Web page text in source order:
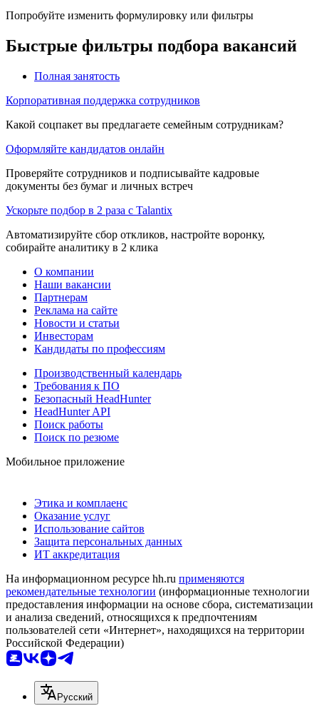
Попробуйте изменить формулировку или фильтры
Быстрые фильтры подбора вакансий
Полная занятость
Корпоративная поддержка сотрудников
Какой соцпакет вы предлагаете семейным сотрудникам?
Оформляйте кандидатов онлайн
Проверяйте сотрудников и подписывайте кадровые
документы без бумаг и личных встреч
Ускорьте подбор в 2 раза с Talantix
Автоматизируйте сбор откликов, настройте воронку,
собирайте аналитику в 2 клика
О компании
Наши вакансии
Партнерам
Реклама на сайте
Новости и статьи
Инвесторам
Кандидаты по профессиям
Производственный календарь
Требования к ПО
Безопасный HeadHunter
HeadHunter API
Поиск работы
Поиск по резюме
Мобильное приложение
Этика и комплаенс
Оказание услуг
Использование сайтов
Защита персональных данных
ИТ аккредитация
На информационном ресурсе hh.ru применяются
рекомендательные технологии (информационные технологии
предоставления информации на основе сбора, систематизации
и анализа сведений, относящихся к предпочтениям
пользователей сети «Интернет», находящихся на территории
Российской Федерации)
Русский